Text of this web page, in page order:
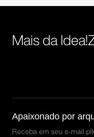
Mais da
Apaixonado por
Receba em seu e-mail